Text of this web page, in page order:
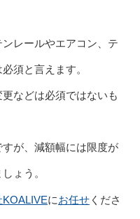
レールやエアコン、テ
須と言えます。
などは必須ではないも
が、減額幅には限度が
ょう。
にお任せくださ